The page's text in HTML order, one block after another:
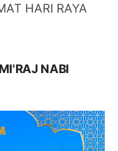
HARI RAYA
NABI